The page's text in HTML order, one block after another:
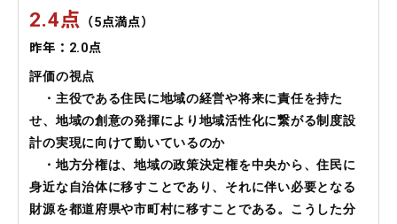
2.4点
（5点満点）
昨年：2.0点
評価の視点
・主役である住民に地域の経営や将来に責任を持た
せ、地域の創意の発揮により地域活性化に繋がる制度設
計の実現に向けて動いているのか
・地方分権は、地域の政策決定権を中央から、住民に
身近な自治体に移すことであり、それに伴い必要となる
財源を都道府県や市町村に移すことである。こうした分